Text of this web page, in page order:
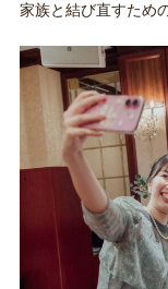
家族と結び直すため